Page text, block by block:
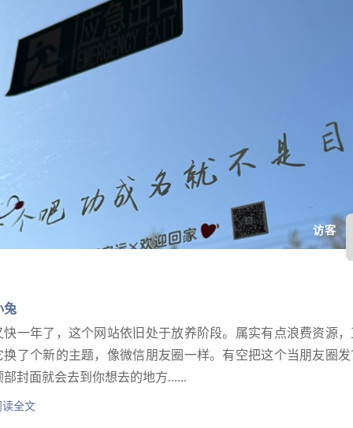
访客
兔
快一年了，这个网站依旧处于放养阶段。属实有点浪费资源
换了个新的主题，像微信朋友圈一样。有空把这个当朋友圈
部封面就会去到你想去的地方......
读全文